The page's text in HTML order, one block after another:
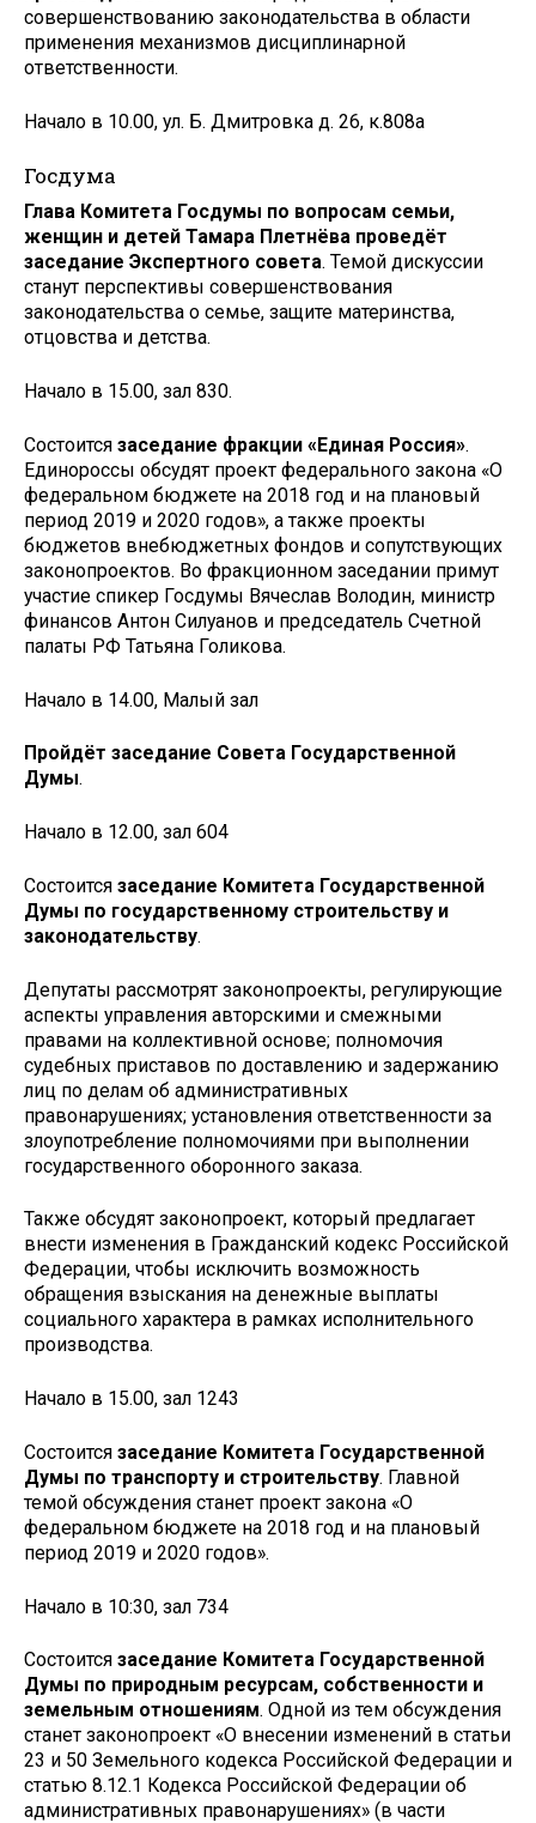
совершенствованию законодательства в области
применения механизмов дисциплинарной
ответственности.
Начало в 10.00, ул. Б. Дмитровка д. 26, к.808а
Госдума
Глава Комитета Госдумы по вопросам семьи,
женщин и детей Тамара Плетнёва проведёт
заседание Экспертного совета. Темой дискуссии
станут перспективы совершенствования
законодательства о семье, защите материнства,
отцовства и детства.
Начало в 15.00, зал 830.
Состоится заседание фракции «Единая Россия».
Единороссы обсудят проект федерального закона «О
федеральном бюджете на 2018 год и на плановый
период 2019 и 2020 годов», а также проекты
бюджетов внебюджетных фондов и сопутствующих
законопроектов. Во фракционном заседании примут
участие спикер Госдумы Вячеслав Володин, министр
финансов Антон Силуанов и председатель Счетной
палаты РФ Татьяна Голикова.
Начало в 14.00, Малый зал
Пройдёт заседание Совета Государственной
Думы.
Начало в 12.00, зал 604
Состоится заседание Комитета Государственной
Думы по государственному строительству и
законодательству.
Депутаты рассмотрят законопроекты, регулирующие
аспекты управления авторскими и смежными
правами на коллективной основе; полномочия
судебных приставов по доставлению и задержанию
лиц по делам об административных
правонарушениях; установления ответственности за
злоупотребление полномочиями при выполнении
государственного оборонного заказа.
Также обсудят законопроект, который предлагает
внести изменения в Гражданский кодекс Российской
Федерации, чтобы исключить возможность
обращения взыскания на денежные выплаты
социального характера в рамках исполнительного
производства.
Начало в 15.00, зал 1243
Состоится заседание Комитета Государственной
Думы по транспорту и строительству. Главной
темой обсуждения станет проект закона «О
федеральном бюджете на 2018 год и на плановый
период 2019 и 2020 годов».
Начало в 10:30, зал 734
Состоится заседание Комитета Государственной
Думы по природным ресурсам, собственности и
земельным отношениям. Одной из тем обсуждения
станет законопроект «О внесении изменений в статьи
23 и 50 Земельного кодекса Российской Федерации и
статью 8.12.1 Кодекса Российской Федерации об
административных правонарушениях» (в части